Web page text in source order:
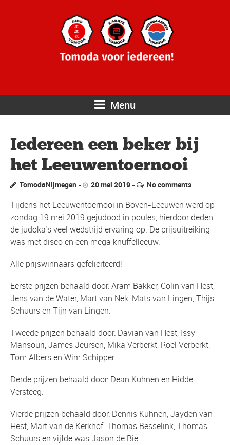
Menu
Iedereen een beker bij
het Leeuwentoernooi
TomodaNijmegen 20 mei 2019 No comments
Tijdens het Leeuwentoernooi in Boven-Leeuwen werd op
zondag 19 mei 2019 gejudood in poules, hierdoor deden
de judoka’s veel wedstrijd ervaring op. De prijsuitreiking
was met disco en een mega knuffelleeuw.
Alle prijswinnaars gefeliciteerd!
Eerste prijzen behaald door: Aram Bakker, Colin van Hest,
Jens van de Water, Mart van Nek, Mats van Lingen, Thijs
Schuurs en Tijn van Lingen.
Tweede prijzen behaald door: Davian van Hest, Issy
Mansouri, James Jeursen, Mika Verberkt, Roel Verberkt,
Tom Albers en Wim Schipper.
Derde prijzen behaald door: Dean Kuhnen en Hidde
Versteeg.
Vierde prijzen behaald door: Dennis Kuhnen, Jayden van
Hest, Mart van de Kerkhof, Thomas Besselink, Thomas
Schuurs en vijfde was Jason de Bie.